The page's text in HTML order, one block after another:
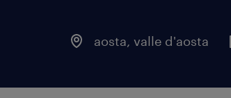
aosta, valle d'aosta